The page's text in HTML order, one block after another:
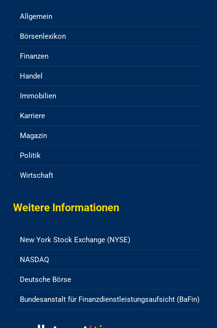
Allgemein
Börsenlexikon
Finanzen
Handel
Immobilien
Karriere
Magazin
Politik
Wirtschaft
Weitere Informationen
New York Stock Exchange (NYSE)
NASDAQ
Deutsche Börse
Bundesanstalt für Finanzdienstleistungsaufsicht (BaFin)